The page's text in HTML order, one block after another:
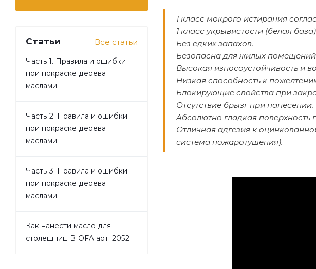
1 класс мокрого истирания
1 класс укрывистости (белая
Без едких запахов.
Безопасна для жилых помещений
Высокая износоустойчивость и
Низкая способность к
Блокирующие свойства при
Отсутствие брызг при нанесении.
Абсолютно гладкая
Отличная адгезия к
система пожаротушения).
Статьи Все статьи
Часть 1. Правила и ошибки
при покраске дерева
маслами
Часть 2. Правила и ошибки
при покраске дерева
маслами
Часть 3. Правила и ошибки
при покраске дерева
маслами
Как нанести масло для
столешниц BIOFA арт. 2052